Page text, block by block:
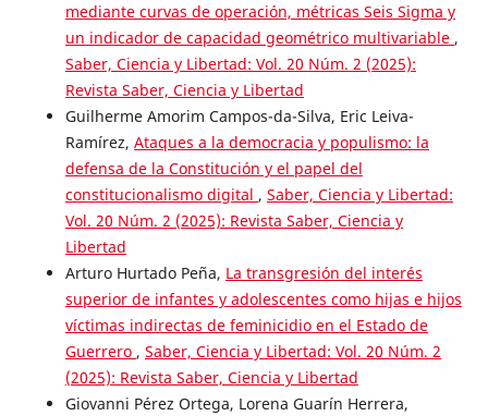
mediante curvas de operación, métricas Seis Sigma y
un indicador de capacidad geométrico multivariable ,
Saber, Ciencia y Libertad: Vol. 20 Núm. 2 (2025):
Revista Saber, Ciencia y Libertad
Guilherme Amorim Campos-da-Silva, Eric Leiva-
Ramírez, Ataques a la democracia y populismo: la
defensa de la Constitución y el papel del
constitucionalismo digital , Saber, Ciencia y Libertad:
Vol. 20 Núm. 2 (2025): Revista Saber, Ciencia y
Libertad
Arturo Hurtado Peña, La transgresión del interés
superior de infantes y adolescentes como hijas e hijos
víctimas indirectas de feminicidio en el Estado de
Guerrero , Saber, Ciencia y Libertad: Vol. 20 Núm. 2
(2025): Revista Saber, Ciencia y Libertad
Giovanni Pérez Ortega, Lorena Guarín Herrera,